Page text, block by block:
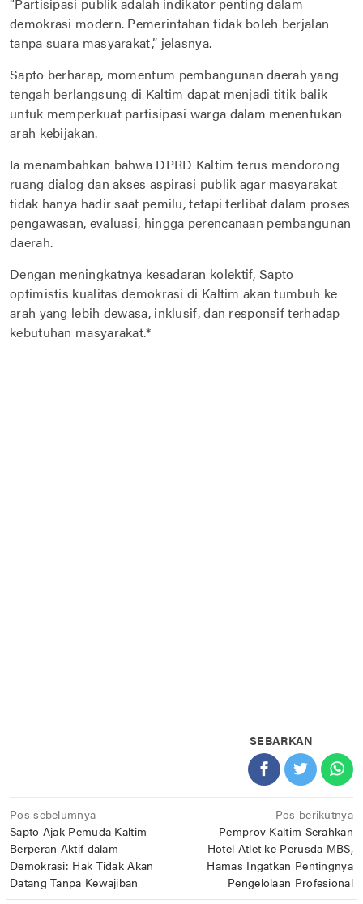
“Partisipasi publik adalah indikator penting dalam
demokrasi modern. Pemerintahan tidak boleh berjalan
tanpa suara masyarakat,” jelasnya.
Sapto berharap, momentum pembangunan daerah yang
tengah berlangsung di Kaltim dapat menjadi titik balik
untuk memperkuat partisipasi warga dalam menentukan
arah kebijakan.
Ia menambahkan bahwa DPRD Kaltim terus mendorong
ruang dialog dan akses aspirasi publik agar masyarakat
tidak hanya hadir saat pemilu, tetapi terlibat dalam proses
pengawasan, evaluasi, hingga perencanaan pembangunan
daerah.
Dengan meningkatnya kesadaran kolektif, Sapto
optimistis kualitas demokrasi di Kaltim akan tumbuh ke
arah yang lebih dewasa, inklusif, dan responsif terhadap
kebutuhan masyarakat.*
SEBARKAN
Navigasi
pos
Pos sebelumnya
Sapto Ajak Pemuda Kaltim
Berperan Aktif dalam
Demokrasi: Hak Tidak Akan
Datang Tanpa Kewajiban
Pos berikutnya
Pemprov Kaltim Serahkan
Hotel Atlet ke Perusda MBS,
Hamas Ingatkan Pentingnya
Pengelolaan Profesional